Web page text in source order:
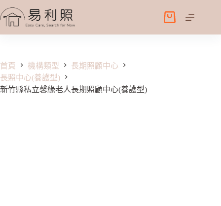
至
容
購
物
首頁 機構類型
長期照顧中心
長照中心(養護型)
新竹縣私立馨緣老人長期照顧中心(養護型)